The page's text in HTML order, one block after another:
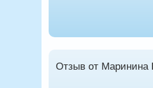
Отзыв от Маринина